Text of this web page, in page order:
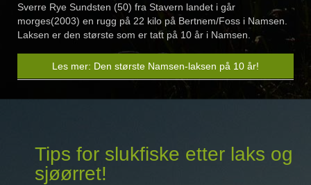
Sverre Rye Sundsten (50) fra Stavern landet i går
morges(2003) en rugg på 22 kilo på Bertnem/Foss i Namsen.
Laksen er den største som er tatt på 10 år i Namsen.
Les mer: Den største Namsen-laksen på 10 år!
Tips for slukfiske etter laks og
sjøørret!